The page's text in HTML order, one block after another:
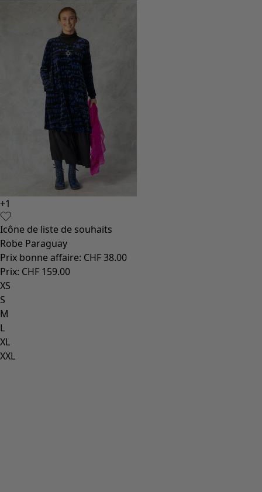
+1
Icône de liste de souhaits
Robe Paraguay
Prix bonne affaire: CHF 38.00
Prix: CHF 159.00
XS
S
M
L
XL
XXL